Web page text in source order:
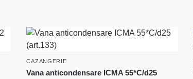
CAZANGERIE
Vana anticondensare ICMA 55*C/d25